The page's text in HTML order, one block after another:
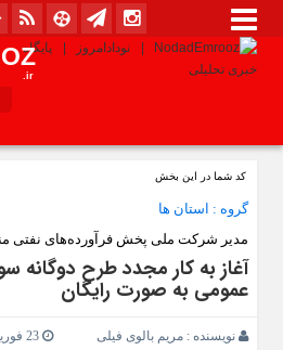
.ir
کد شما در این بخش
گروه : استان ها
مدیر شرکت ملی پخش فرآورده‌های نفتی
آغاز به کار مجدد طرح دوگانه
عمومی به صورت رایگان
نویسنده : مریم بالوی فیلی 23 فوریه 2025